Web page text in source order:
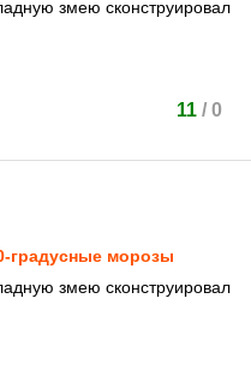
змею сконструировал
11/ 0
градусные морозы
змею сконструировал